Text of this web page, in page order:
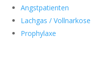
Angstpatienten
Lachgas / Vollnarkose
Prophylaxe